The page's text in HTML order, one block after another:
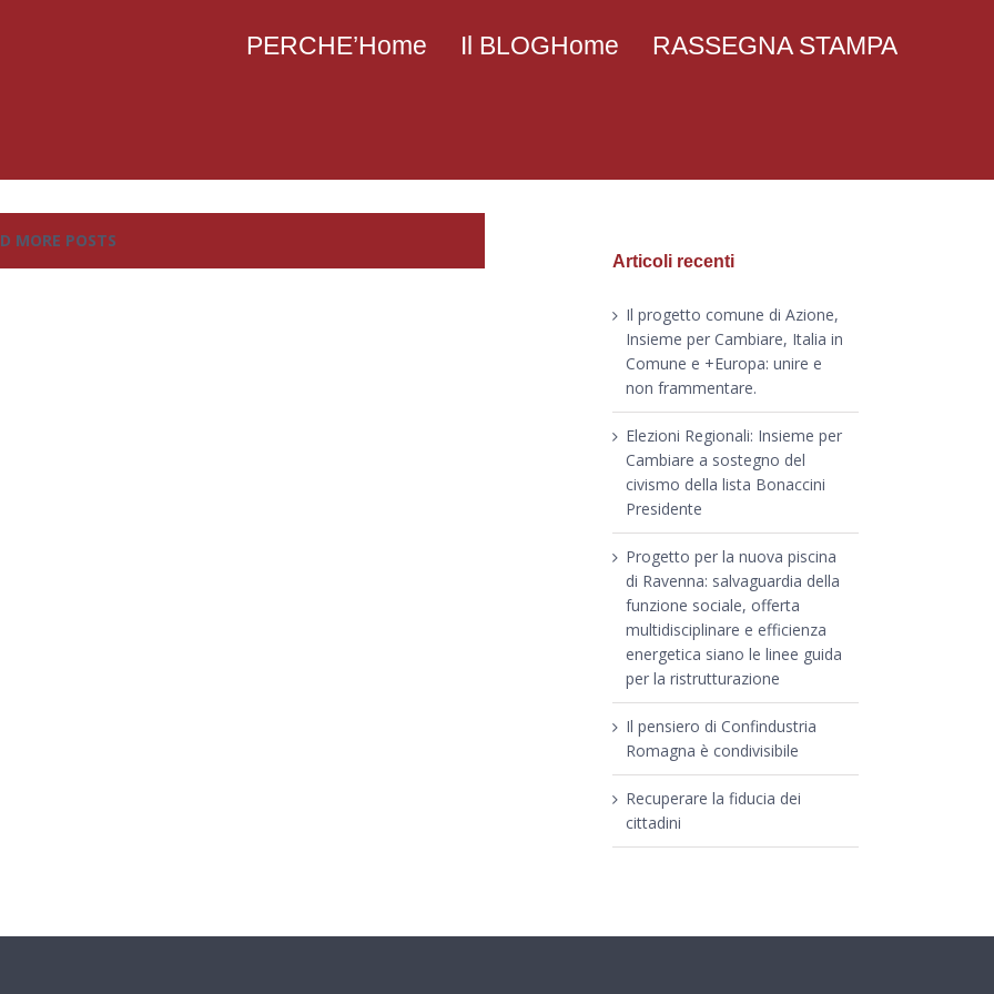
PERCHE’Home Il BLOGHome RASSEGNA STAMPA
MORE POSTS
Articoli recenti
Il progetto comune di Azione,
Insieme per Cambiare, Italia in
Comune e +Europa: unire e
non frammentare.
Elezioni Regionali: Insieme per
Cambiare a sostegno del
civismo della lista Bonaccini
Presidente
Progetto per la nuova piscina
di Ravenna: salvaguardia della
funzione sociale, offerta
multidisciplinare e efficienza
energetica siano le linee guida
per la ristrutturazione
Il pensiero di Confindustria
Romagna è condivisibile
Recuperare la fiducia dei
cittadini